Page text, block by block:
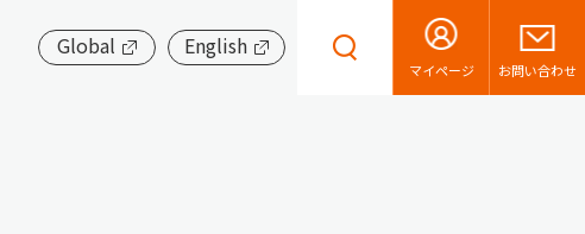
Global English
マイページ お問い合わせ